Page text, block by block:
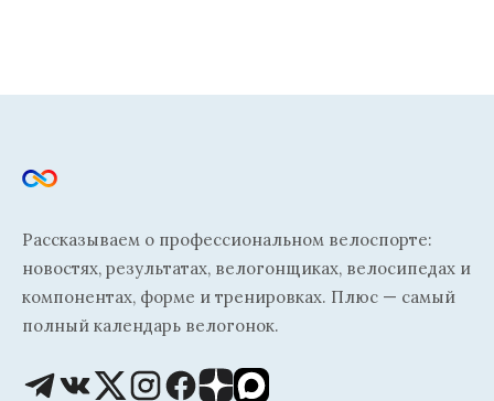
Рассказываем о профессиональном велоспорте:
новостях, результатах, велогонщиках, велосипедах и
компонентах, форме и тренировках. Плюс — самый
полный календарь велогонок.